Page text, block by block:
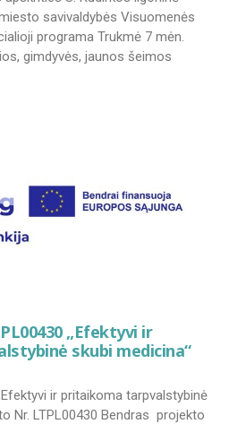
savivaldybės Visuomenės
programa Trukmė 7 mėn.
gimdyvės, jaunos šeimos
„Efektyvi ir
skubi medicina“
ir pritaikoma tarpvalstybinė
Nr. LTPL00430 Bendras projekto